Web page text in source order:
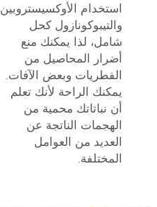
استخدام الأوكسيستروبين
والتيبوكونازول كحل
شامل، لذا يمكنك منع
أضرار المحاصيل من
الفطريات وبعض الآفات.
يمكنك الراحة لأنك تعلم
أن نباتاتك محمية من
الهجمات الناتجة عن
العديد من العوامل
المختلفة.